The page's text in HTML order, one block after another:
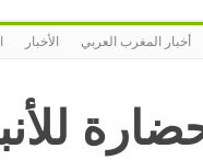
الأخبار أخبار المغرب العربي